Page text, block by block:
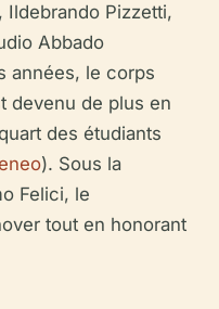
Ildebrando Pizzetti,
Abbado
années, le corps
devenu de plus en
des étudiants
). Sous la
Felici, le
tout en honorant